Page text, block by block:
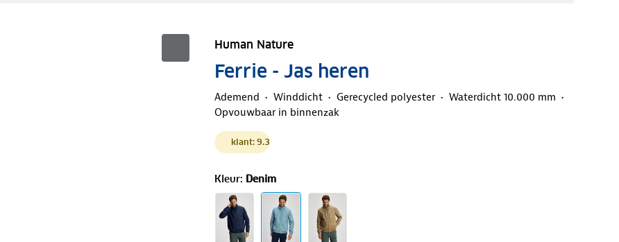
Human Nature
Ferrie - Jas heren
Ademend Winddicht Gerecycled polyester
Waterdicht 10.000 mm
Opvouwbaar in binnenzak
klant: 9.3
Kleur: Denim